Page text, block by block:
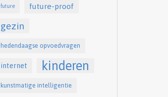
future future-proof
gezin
hedendaagse opvoedvragen
internet kinderen
kunstmatige intelligentie